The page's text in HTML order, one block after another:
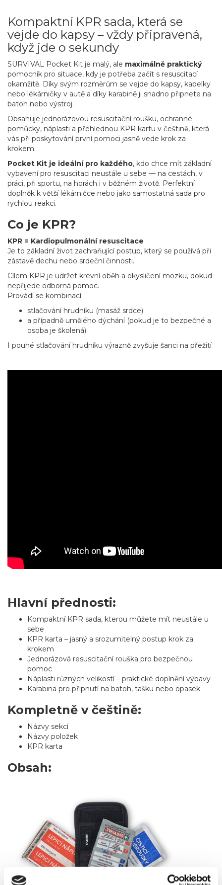
Kompaktní KPR sada, která se
vejde do kapsy – vždy připravená,
když jde o sekundy
SURVIVAL Pocket Kit je malý, ale maximálně praktický
pomocník pro situace, kdy je potřeba začít s resuscitací
okamžitě. Díky svým rozměrům se vejde do kapsy, kabelky
nebo lékárničky v autě a díky karabině ji snadno připnete na
batoh nebo výstroj.
Obsahuje jednorázovou resuscitační roušku, ochranné
pomůcky, náplasti a přehlednou KPR kartu v češtině, která
vás při poskytování první pomoci jasně vede krok za
krokem.
Pocket Kit je ideální pro každého, kdo chce mít základní
vybavení pro resuscitaci neustále u sebe — na cestách, v
práci, při sportu, na horách i v běžném životě. Perfektní
doplněk k větší lékárničce nebo jako samostatná sada pro
rychlou reakci.
Co je KPR?
KPR = Kardiopulmonální resuscitace
Je to základní život zachraňující postup, který se používá při
zástavě dechu nebo srdeční činnosti.
Cílem KPR je udržet krevní oběh a okysličení mozku, dokud
nepřijede odborná pomoc.
Provádí se kombinací:
stlačování hrudníku (masáž srdce)
a případně umělého dýchání (pokud je to bezpečné a
osoba je školená)
I pouhé stlačování hrudníku výrazně zvyšuje šanci na přežití
Hlavní přednosti:
Kompaktní KPR sada, kterou můžete mít neustále u
sebe
KPR karta – jasný a srozumitelný postup krok za
krokem
Jednorázová resuscitační rouška pro bezpečnou
pomoc
Náplasti různých velikostí – praktické doplnění výbavy
Karabina pro připnutí na batoh, tašku nebo opasek
Kompletně v češtině:
Názvy sekcí
Názvy položek
KPR karta
Obsah: